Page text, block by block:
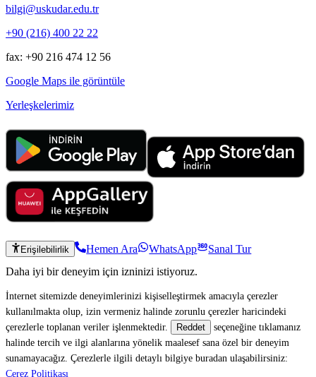
bilgi@uskudar.edu.tr
+90 (216) 400 22 22
fax: +90 216 474 12 56
Google Maps ile görüntüle
Yerleşkelerimiz
Erişilebilirlik Hemen Ara WhatsApp
Sanal Tur
Daha iyi bir deneyim için izninizi istiyoruz.
İnternet sitemizde deneyimlerinizi kişiselleştirmek amacıyla çerezler
kullanılmakta olup, izin vermeniz halinde zorunlu çerezler haricindeki
çerezlerle toplanan veriler işlenmektedir.
Reddet
seçeneğine tıklamanız
halinde tercih ve ilgi alanlarına yönelik maalesef sana özel bir deneyim
sunamayacağız. Çerezlerle ilgili detaylı bilgiye buradan ulaşabilirsiniz:
Çerez Politikası